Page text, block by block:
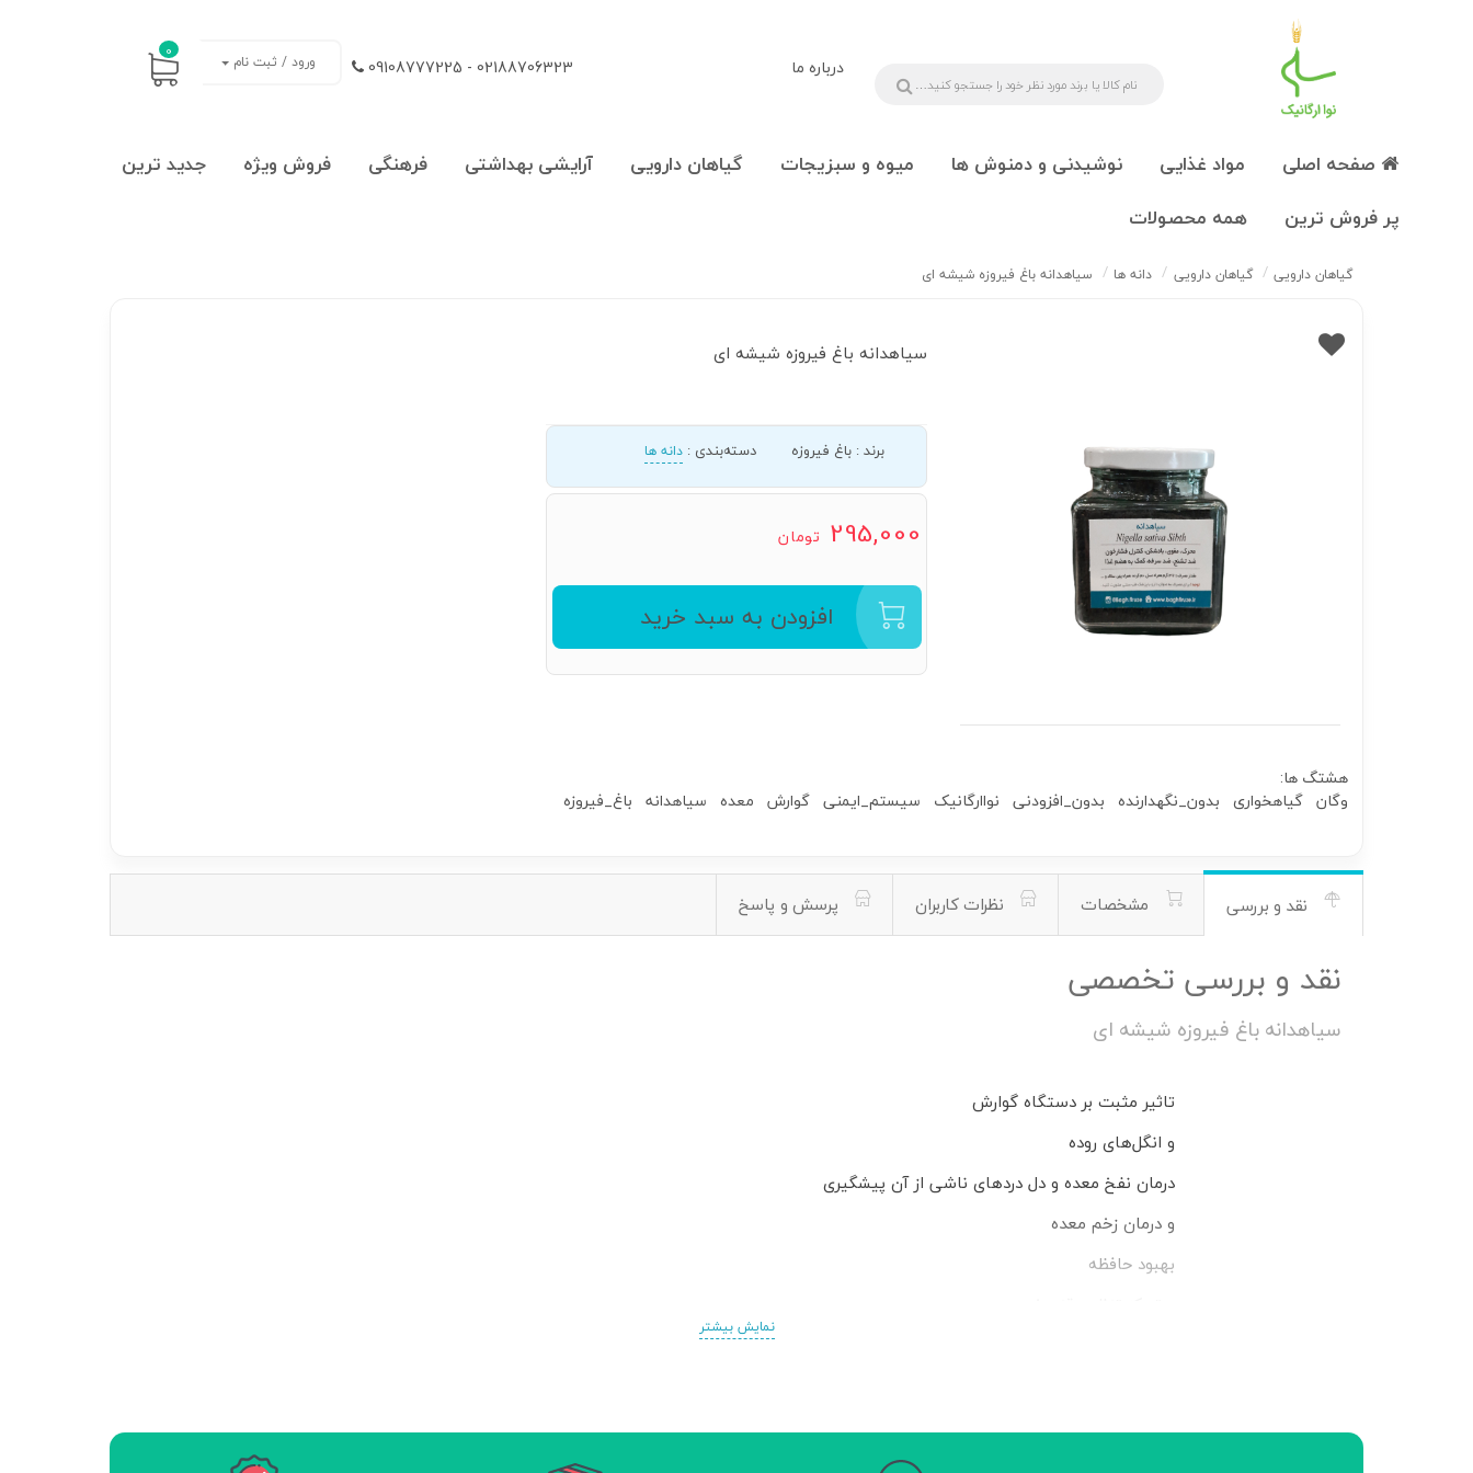
درباره ما 02188706323 - 09108777225 ورود / ثبت نام 0
صفحه اصلی مواد غذایی نوشیدنی و دمنوش ها میوه و سبزیجات گیاهان دارویی آرایشی بهداشتی فرهنگی فروش ویژه
جدید ترین
پر فروش ترین
همه محصولات
گیاهان دارویی گیاهان دارویی دانه ها سیاهدانه باغ فیروزه شیشه ای
سیاهدانه باغ فیروزه شیشه ای
برند:باغ فیروزه دسته‌بندی :دانه ها
295,000 تومان
افزودن به سبد خرید
هشتگ ها:
وگان گیاهخواری بدون_نگهدارنده بدون_افزودنی نواارگانیک سیستم_ایمنی گوارش معده سیاهدانه باغ_فیروزه
نقد و بررسی مشخصات نظرات کاربران پرسش و پاسخ
نقد و بررسی تخصصی
سیاهدانه باغ فیروزه شیشه ای
تاثیر مثبت بر دستگاه گوارش
و انگل‌های روده
درمان نفخ معده و دل دردهای ناشی از آن پیشگیری
و درمان زخم معده
بهبود حافظه
تنظیم فشار خون
نمایش بیشتر